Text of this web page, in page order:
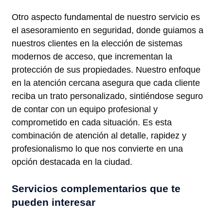
Otro aspecto fundamental de nuestro servicio es
el asesoramiento en seguridad, donde guiamos a
nuestros clientes en la elección de sistemas
modernos de acceso, que incrementan la
protección de sus propiedades. Nuestro enfoque
en la atención cercana asegura que cada cliente
reciba un trato personalizado, sintiéndose seguro
de contar con un equipo profesional y
comprometido en cada situación. Es esta
combinación de atención al detalle, rapidez y
profesionalismo lo que nos convierte en una
opción destacada en la ciudad.
Servicios complementarios que te
pueden interesar